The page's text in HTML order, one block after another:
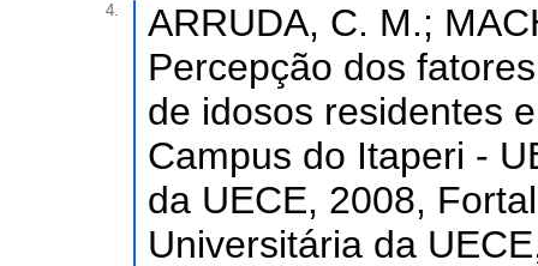
4.
ARRUDA, C. M.;
Percepção dos
de idosos residentes
Campus do Itaperi -
da UECE, 2008,
Universitária da